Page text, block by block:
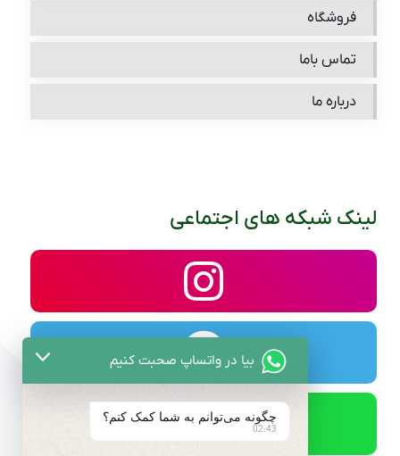
فروشگاه
تماس باما
درباره ما
لینک شبکه های اجتماعی
بیا در واتساپ صحبت کنیم
چگونه می‌توانم به شما کمک کنم؟
02:43